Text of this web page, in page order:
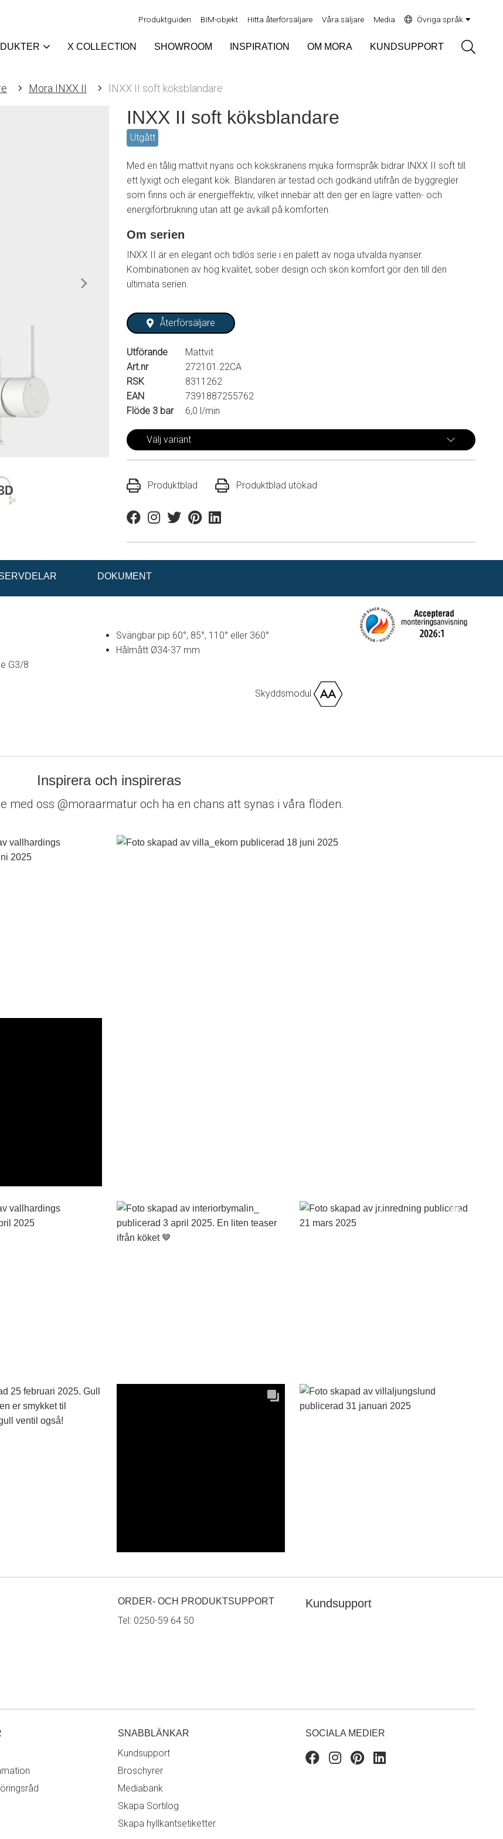
Produktguiden BIM-objekt Hitta återförsäljare Våra säljare Media Övriga språk
X COLLECTION SHOWROOM INSPIRATION OM MORA KUNDSUPPORT
Mora INXX II INXX II soft köksblandare
INXX II soft köksblandare
Utgått
Med en tålig mattvit nyans och kökskranens mjuka formspråk bidrar INXX II soft till
ett lyxigt och elegant kök. Blandaren är testad och godkänd utifrån de byggregler
som finns och är energieffektiv, vilket innebär att den ger en lägre vatten- och
energiförbrukning utan att ge avkall på komforten.
Om serien
INXX II är en elegant och tidlös serie i en palett av noga utvalda nyanser.
Kombinationen av hög kvalitet, sober design och skön komfort gör den till den
ultimata serien.
Återförsäljare
Utförande
Mattvit
Art.nr
272101.22CA
RSK
8311262
EAN
7391887255762
Flöde 3 bar
6,0 l/min
Välj variant
Produktblad Produktblad utökad
FacebookInstagram
TwitterPinterestLinkedin
DOKUMENT
G3/8
Svängbar pip 60°, 85°, 110° eller 360°
Hålmått Ø34-37 mm
Skyddsmodul
Inspirera och inspireras
med oss @moraarmatur och ha en chans att synas i våra flöden.
ORDER- OCH PRODUKTSUPPORT
Tel: 0250-59 64 50
Kundsupport
SNABBLÄNKAR
Kundsupport
Broschyrer
Mediabank
Skapa Sortilog
Skapa hyllkantsetiketter
SOCIALA MEDIER
FacebookInstagram
Pinterest